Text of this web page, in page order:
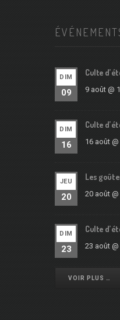
DIM
09
Culte
9 août @
DIM
16
Culte
16 août
JEU
20
Les
20 août
DIM
23
Culte
23 août
VOIR PLUS …